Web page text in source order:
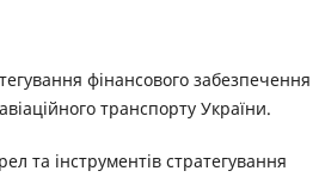
фінансового забезпечення
транспорту України.
та інструментів стратегування